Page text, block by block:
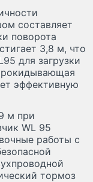
составляет
поворота
3,8 м, что
для загрузки
эффективную
м при
WL 95
работы с
тормоз